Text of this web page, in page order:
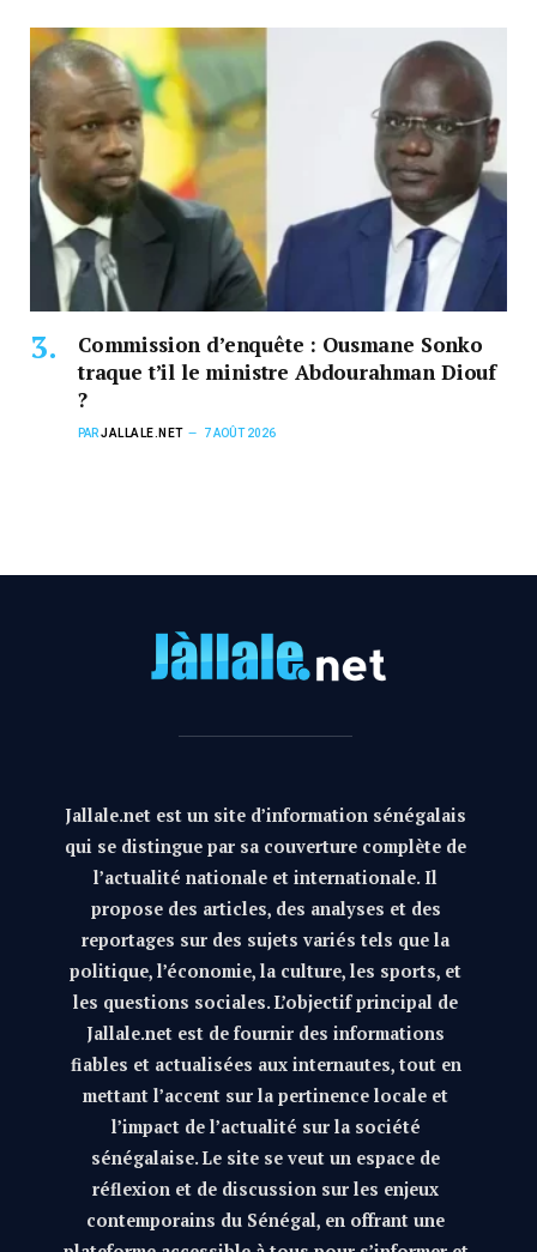
Commission d’enquête : Ousmane Sonko
traque t’il le ministre Abdourahman Diouf
?
PARJALLALE.NET 7 AOÛT 2026
Jallale.net est un site d’information sénégalais
qui se distingue par sa couverture complète de
l’actualité nationale et internationale. Il
propose des articles, des analyses et des
reportages sur des sujets variés tels que la
politique, l’économie, la culture, les sports, et
les questions sociales. L’objectif principal de
Jallale.net est de fournir des informations
fiables et actualisées aux internautes, tout en
mettant l’accent sur la pertinence locale et
l’impact de l’actualité sur la société
sénégalaise. Le site se veut un espace de
réflexion et de discussion sur les enjeux
contemporains du Sénégal, en offrant une